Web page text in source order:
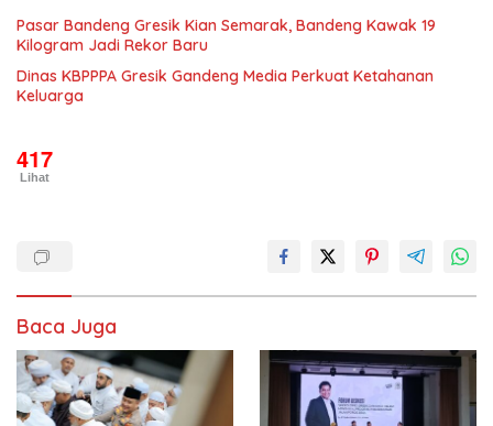
Pasar Bandeng Gresik Kian Semarak, Bandeng Kawak 19
Kilogram Jadi Rekor Baru
Dinas KBPPPA Gresik Gandeng Media Perkuat Ketahanan
Keluarga
417
Lihat
Baca Juga